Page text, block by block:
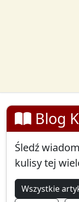
Blog
Śledź
kulisy tej
Wszystkie